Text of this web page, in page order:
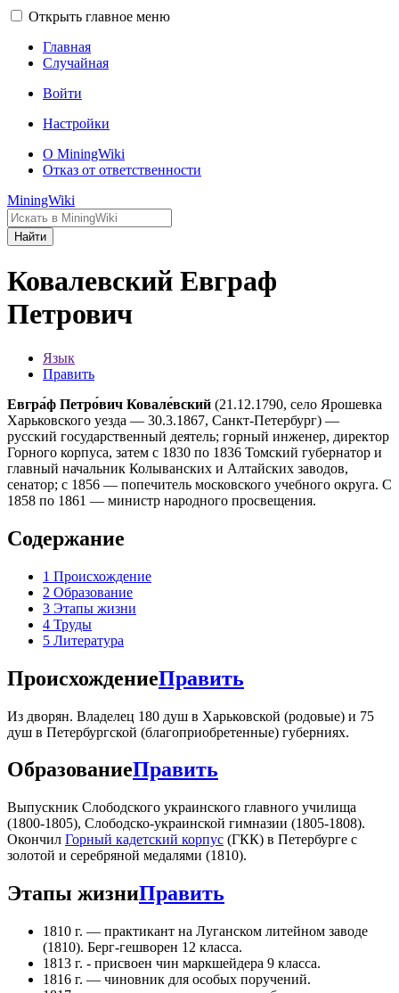
Открыть главное меню
Главная
Случайная
Войти
Настройки
О MiningWiki
Отказ от ответственности
MiningWiki
Найти
Ковалевский Евграф
Петрович
Язык
Править
Евгра́ф Петро́вич Ковале́вский (21.12.1790, село Ярошевка
Харьковского уезда — 30.3.1867, Санкт-Петербург) —
русский государственный деятель; горный инженер, директор
Горного корпуса, затем с 1830 по 1836 Томский губернатор и
главный начальник Колыванских и Алтайских заводов,
сенатор; с 1856 — попечитель московского учебного округа. С
1858 по 1861 — министр народного просвещения.
Содержание
1 Происхождение
2 Образование
3 Этапы жизни
4 Труды
5 Литература
ПроисхождениеПравить
Из дворян. Владелец 180 душ в Харьковской (родовые) и 75
душ в Петербургской (благоприобретенные) губерниях.
ОбразованиеПравить
Выпускник Слободского украинского главного училища
(1800-1805), Слободско-украинской гимназии (1805-1808).
Окончил Горный кадетский корпус (ГКК) в Петербурге с
золотой и серебряной медалями (1810).
Этапы жизниПравить
1810 г. — практикант на Луганском литейном заводе
(1810). Берг-гешворен 12 класса.
1813 г. - присвоен чин маркшейдера 9 класса.
1816 г. — чиновник для особых поручений.